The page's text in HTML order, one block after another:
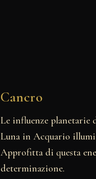
Cancro
Le influenze planetarie
Luna in Acquario
Approfitta di questa
determinazione.